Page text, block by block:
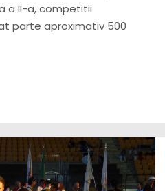
a II-a, competitii
parte aproximativ 500